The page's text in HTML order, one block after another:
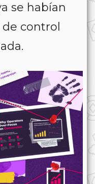
se habían
control